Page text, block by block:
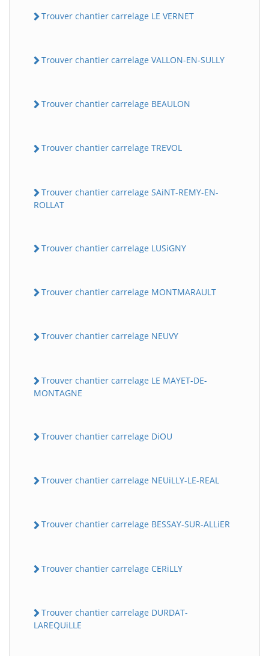
Trouver chantier carrelage LE VERNET
Trouver chantier carrelage VALLON-EN-SULLY
Trouver chantier carrelage BEAULON
Trouver chantier carrelage TREVOL
Trouver chantier carrelage SAiNT-REMY-EN-
ROLLAT
Trouver chantier carrelage LUSiGNY
Trouver chantier carrelage MONTMARAULT
Trouver chantier carrelage NEUVY
Trouver chantier carrelage LE MAYET-DE-
MONTAGNE
Trouver chantier carrelage DiOU
Trouver chantier carrelage NEUiLLY-LE-REAL
Trouver chantier carrelage BESSAY-SUR-ALLiER
Trouver chantier carrelage CERiLLY
Trouver chantier carrelage DURDAT-
LAREQUiLLE